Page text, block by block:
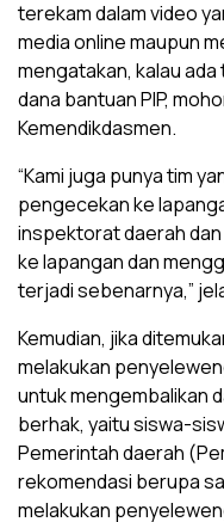
terekam dalam video
media online maupun
mengatakan, kalau
dana bantuan PIP,
Kemendikdasmen.
“Kami juga punya tim
pengecekan ke
inspektorat daerah
ke lapangan dan
terjadi sebenarnya,”
Kemudian, jika
melakukan
untuk mengembalikan
berhak, yaitu siswa-
Pemerintah daerah
rekomendasi berupa
melakukan